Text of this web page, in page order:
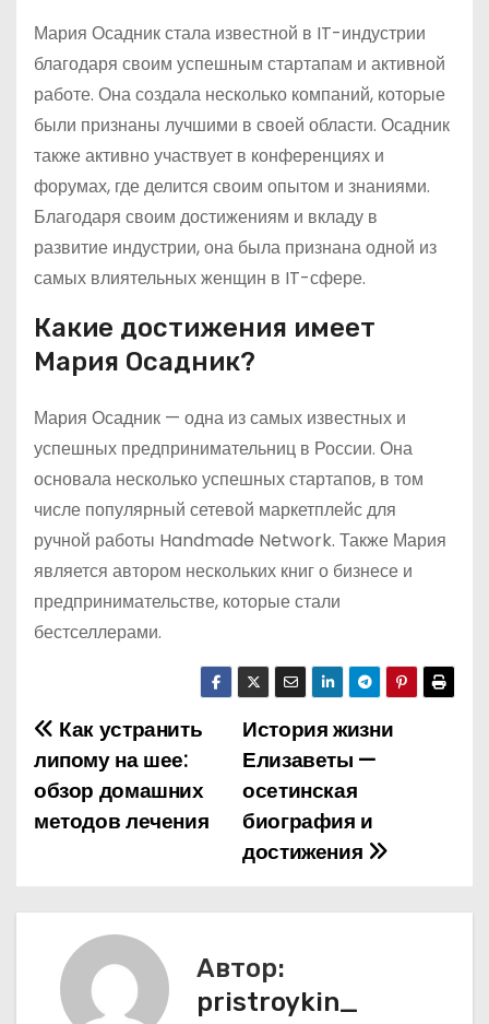
Мария Осадник стала известной в IT-индустрии
благодаря своим успешным стартапам и активной
работе. Она создала несколько компаний, которые
были признаны лучшими в своей области. Осадник
также активно участвует в конференциях и
форумах, где делится своим опытом и знаниями.
Благодаря своим достижениям и вкладу в
развитие индустрии, она была признана одной из
самых влиятельных женщин в IT-сфере.
Какие достижения имеет
Мария Осадник?
Мария Осадник — одна из самых известных и
успешных предпринимательниц в России. Она
основала несколько успешных стартапов, в том
числе популярный сетевой маркетплейс для
ручной работы Handmade Network. Также Мария
является автором нескольких книг о бизнесе и
предпринимательстве, которые стали
бестселлерами.
Н
а
в
г
История жизни
Елизаветы —
осетинская
биография и
достижения
Как устранить
липому на шее:
обзор домашних
методов лечения
Автор:
pristroykin_